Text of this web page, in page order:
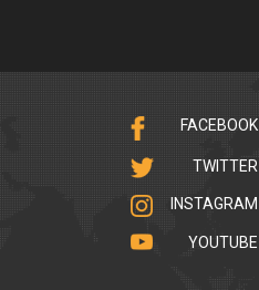
FACEBOOK
TWITTER
INSTAGRAM
YOUTUBE